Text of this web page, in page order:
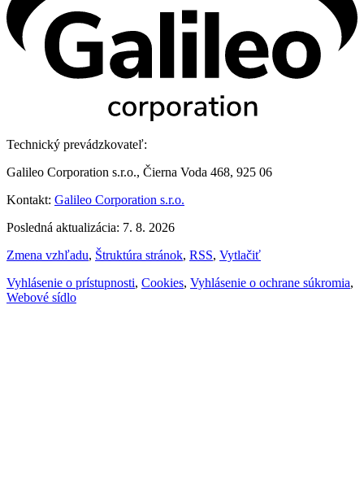
Technický prevádzkovateľ:
Galileo Corporation s.r.o., Čierna Voda 468, 925 06
Kontakt: Galileo Corporation s.r.o.
Posledná aktualizácia: 7. 8. 2026
Zmena vzhľadu, Štruktúra stránok, RSS, Vytlačiť
Vyhlásenie o prístupnosti, Cookies, Vyhlásenie o ochrane súkromia,
Webové sídlo